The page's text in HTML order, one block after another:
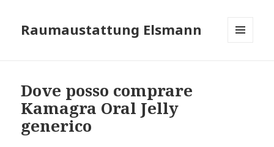
Raumaustattung Elsmann
Dove posso comprare
Kamagra Oral Jelly
generico